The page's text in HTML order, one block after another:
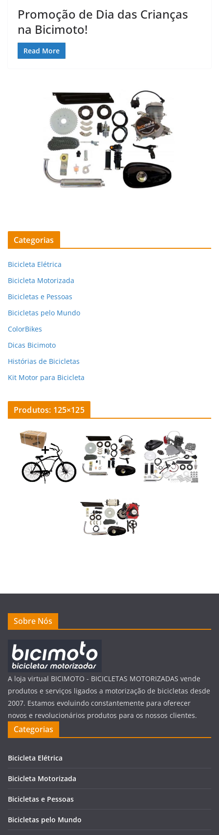
Promoção de Dia das Crianças
na Bicimoto!
Read More
Categorias
Bicicleta Elétrica
Bicicleta Motorizada
Bicicletas e Pessoas
Bicicletas pelo Mundo
ColorBikes
Dicas Bicimoto
Histórias de Bicicletas
Kit Motor para Bicicleta
Produtos: 125×125
Sobre Nós
A loja virtual BICIMOTO - BICICLETAS MOTORIZADAS vende
produtos e serviços ligados a motorização de bicicletas desde
2007. Estamos evoluindo constantemente para oferecer
novos e revolucionários produtos para os nossos clientes.
Categorias
Bicicleta Elétrica
Bicicleta Motorizada
Bicicletas e Pessoas
Bicicletas pelo Mundo